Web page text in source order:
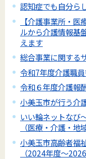
認知症でも自分ら
【介護事業所・
ルから介護情報基
えます
総合事業に関する
令和7年度介護職
令和６年度介護報
小美玉市が行う介
いい輪ネットなび
（医療・介護・地
小美玉市高齢者福
（2024年度～2026